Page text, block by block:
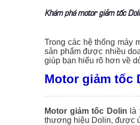
Khám phá motor giảm tốc
Trong các hệ thống máy
sản phẩm được nhiều
giúp bạn hiểu rõ hơn về
Motor giảm tốc
Motor giảm tốc Dolin là
thương hiệu Dolin, được